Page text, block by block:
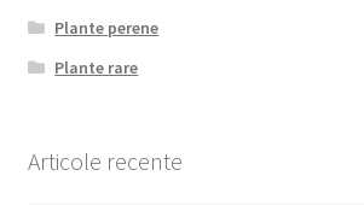
Plante perene
Plante rare
Articole recente